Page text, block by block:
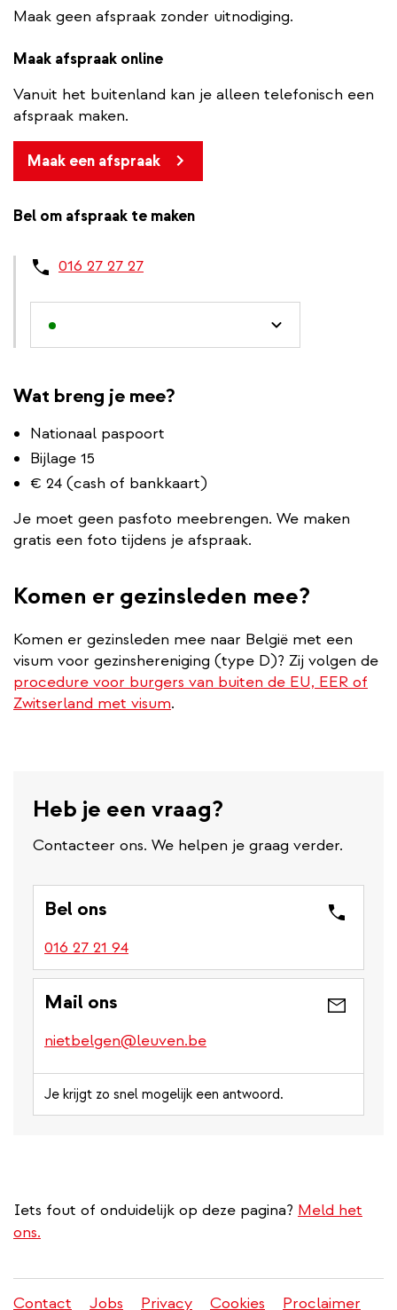
Maak geen afspraak zonder uitnodiging.
Maak afspraak online
Vanuit het buitenland kan je alleen telefonisch een
afspraak maken.
Maak een afspraak
Bel om afspraak te maken
016 27 27 27
Wat breng je mee?
Nationaal paspoort
Bijlage 15
€ 24 (cash of bankkaart)
Je moet geen pasfoto meebrengen. We maken
gratis een foto tijdens je afspraak.
Komen er gezinsleden mee?
Komen er gezinsleden mee naar België met een
visum voor gezinshereniging (type D)? Zij volgen de
procedure voor burgers van buiten de EU, EER of
Zwitserland met visum.
Heb je een vraag?
Contacteer ons. We helpen je graag verder.
Bel ons
016 27 21 94
Mail ons
nietbelgen@leuven.be
Je krijgt zo snel mogelijk een antwoord.
Iets fout of onduidelijk op deze pagina? Meld het
ons.
Contact Jobs Privacy Cookies Proclaimer